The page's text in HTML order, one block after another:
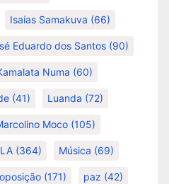
Isaías Samakuva (66)
Eduardo dos Santos (90)
Numa (60)
(41) Luanda (72)
Moco (105)
(364) Música (69)
oposição (171) paz (42)